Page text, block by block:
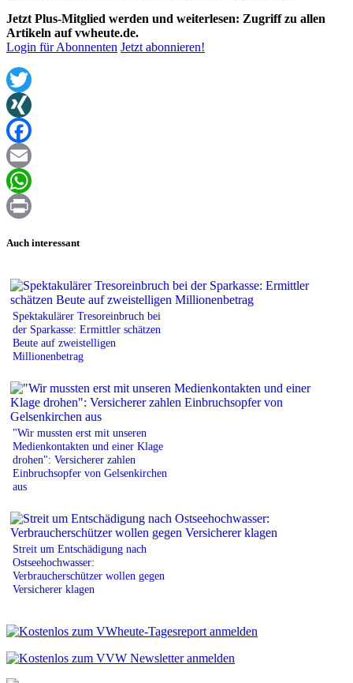
Jetzt Plus-Mitglied werden und weiterlesen: Zugriff zu allen
Artikeln auf vwheute.de.
Login für Abonnenten Jetzt abonnieren!
Twitter
XING
Facebook
Email
WhatsApp
Auch interessant
Spektakulärer Tresoreinbruch bei
der Sparkasse: Ermittler schätzen
Beute auf zweistelligen
Millionenbetrag
"Wir mussten erst mit unseren
Medienkontakten und einer Klage
drohen": Versicherer zahlen
Einbruchsopfer von Gelsenkirchen
aus
Streit um Entschädigung nach
Ostseehochwasser:
Verbraucherschützer wollen gegen
Versicherer klagen